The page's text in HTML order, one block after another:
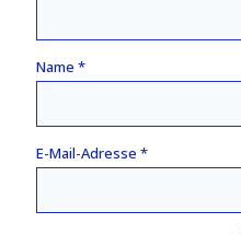
Name *
E-Mail-Adresse *